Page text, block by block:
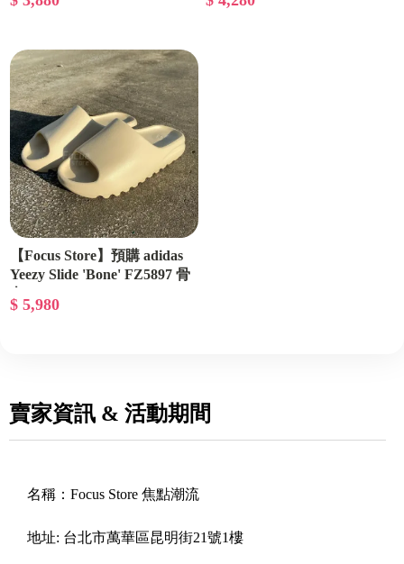
【Focus Store】預購 adidas
Yeezy Slide 'Bone' FZ5897 骨
$ 5,980
賣家資訊 & 活動期間
名稱： Focus Store 焦點潮流
地址: 台北市萬華區昆明街21號1樓